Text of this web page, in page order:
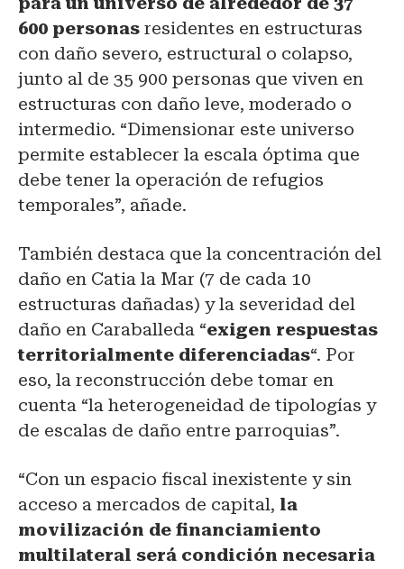
600 personas residentes en estructuras
con daño severo, estructural o colapso,
junto al de 35 900 personas que viven en
estructuras con daño leve, moderado o
intermedio. “Dimensionar este universo
permite establecer la escala óptima que
debe tener la operación de refugios
temporales”, añade.
También destaca que la concentración del
daño en Catia la Mar (7 de cada 10
estructuras dañadas) y la severidad del
daño en Caraballeda “exigen respuestas
territorialmente diferenciadas“. Por
eso, la reconstrucción debe tomar en
cuenta “la heterogeneidad de tipologías y
de escalas de daño entre parroquias”.
“Con un espacio fiscal inexistente y sin
acceso a mercados de capital, la
movilización de financiamiento
multilateral será condición necesaria